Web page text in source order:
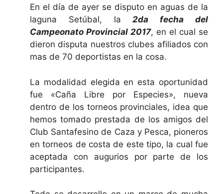
En el día de ayer se disputo en aguas de la
laguna Setúbal, la2da fecha del
Campeonato Provincial 2017, en el cual se
dieron disputa nuestros clubes afiliados con
mas de 70 deportistas en la cosa.
La modalidad elegida en esta oportunidad
fue «Caña Libre por Especies», nueva
dentro de los torneos provinciales, idea que
hemos tomado prestada de los amigos del
Club Santafesino de Caza y Pesca, pioneros
en torneos de costa de este tipo, la cual fue
aceptada con augurios por parte de los
participantes.